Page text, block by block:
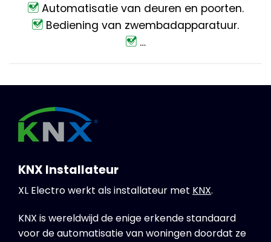
Automatisatie van deuren en poorten.
Bediening van zwembadapparatuur.
…
KNX Installateur
XL Electro werkt als installateur met KNX.
KNX is wereldwijd de enige erkende standaard
voor de automatisatie van woningen doordat ze